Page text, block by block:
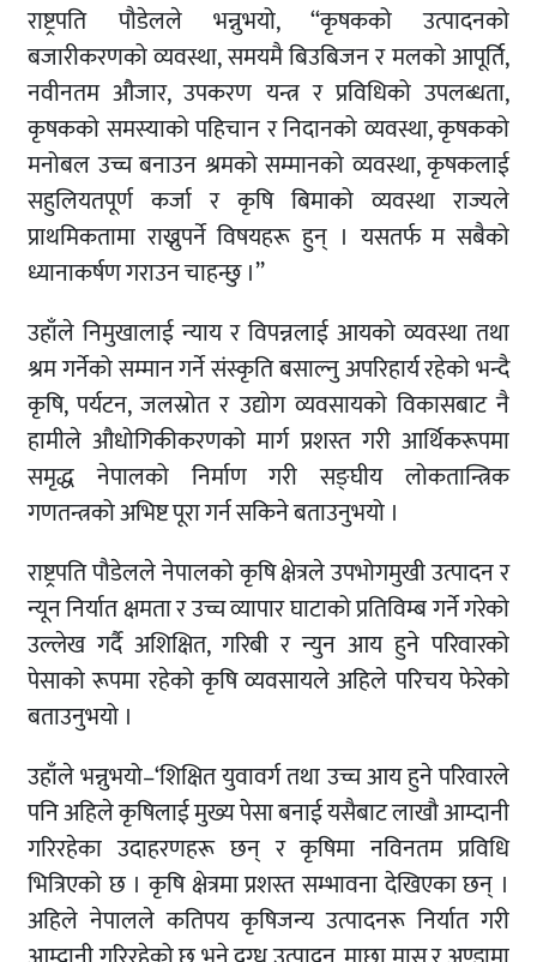
राष्ट्रपति पौडेलले भन्नुभयो, ‘‘कृषकको उत्पादनको
बजारीकरणको व्यवस्था, समयमै बिउबिजन र मलको आपूर्ति,
नवीनतम औजार, उपकरण यन्त्र र प्रविधिको उपलब्धता,
कृषकको समस्याको पहिचान र निदानको व्यवस्था, कृषकको
मनोबल उच्च बनाउन श्रमको सम्मानको व्यवस्था, कृषकलाई
सहुलियतपूर्ण कर्जा र कृषि बिमाको व्यवस्था राज्यले
प्राथमिकतामा राख्नुपर्ने विषयहरू हुन् । यसतर्फ म सबैको
ध्यानाकर्षण गराउन चाहन्छु ।’’
उहाँले निमुखालाई न्याय र विपन्नलाई आयको व्यवस्था तथा
श्रम गर्नेको सम्मान गर्ने संस्कृति बसाल्नु अपरिहार्य रहेको भन्दै
कृषि, पर्यटन, जलस्रोत र उद्योग व्यवसायको विकासबाट नै
हामीले औधोगिकीकरणको मार्ग प्रशस्त गरी आर्थिकरूपमा
समृद्ध नेपालको निर्माण गरी सङ्घीय लोकतान्त्रिक
गणतन्त्रको अभिष्ट पूरा गर्न सकिने बताउनुभयो ।
राष्ट्रपति पौडेलले नेपालको कृषि क्षेत्रले उपभोगमुखी उत्पादन र
न्यून निर्यात क्षमता र उच्च व्यापार घाटाको प्रतिविम्ब गर्ने गरेको
उल्लेख गर्दै अशिक्षित, गरिबी र न्युन आय हुने परिवारको
पेसाको रूपमा रहेको कृषि व्यवसायले अहिले परिचय फेरेको
बताउनुभयो ।
उहाँले भन्नुभयो–‘शिक्षित युवावर्ग तथा उच्च आय हुने परिवारले
पनि अहिले कृषिलाई मुख्य पेसा बनाई यसैबाट लाखौ आम्दानी
गरिरहेका उदाहरणहरू छन् र कृषिमा नविनतम प्रविधि
भित्रिएको छ । कृषि क्षेत्रमा प्रशस्त सम्भावना देखिएका छन् ।
अहिले नेपालले कतिपय कृषिजन्य उत्पादनरू निर्यात गरी